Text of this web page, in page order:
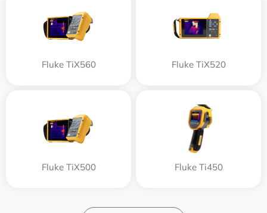
Fluke TiX560 Fluke TiX520
Fluke TiX500 Fluke Ti450